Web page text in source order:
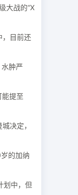
大战的“X
，目前还
肿严
提至
决定，
的加纳
划中，但